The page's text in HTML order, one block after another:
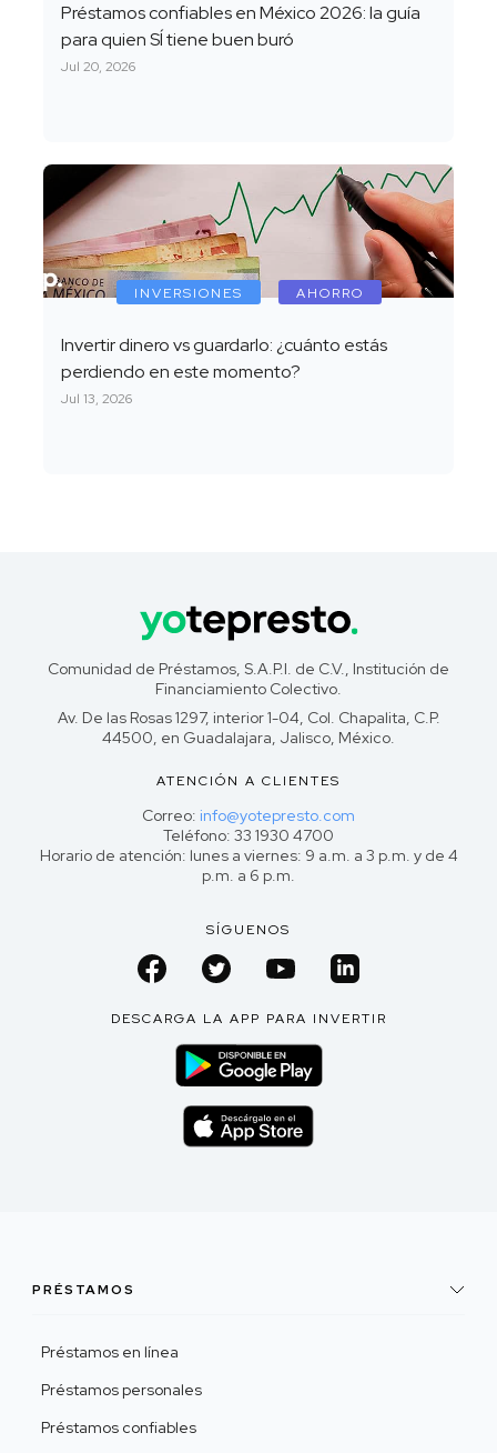
Préstamos confiables en México 2026: la guía
para quien SÍ tiene buen buró
Jul 20, 2026
INVERSIONES AHORRO
Invertir dinero vs guardarlo: ¿cuánto estás
perdiendo en este momento?
Jul 13, 2026
Comunidad de Préstamos, S.A.P.I. de C.V., Institución de
Financiamiento Colectivo.
Av. De las Rosas 1297, interior 1-04, Col. Chapalita, C.P.
44500, en Guadalajara, Jalisco, México.
ATENCIÓN A CLIENTES
Correo: info@yotepresto.com
Teléfono: 33 1930 4700
Horario de atención: lunes a viernes: 9 a.m. a 3 p.m. y de 4
p.m. a 6 p.m.
SÍGUENOS
DESCARGA LA APP PARA INVERTIR
PRÉSTAMOS
Préstamos en línea
Préstamos personales
Préstamos confiables